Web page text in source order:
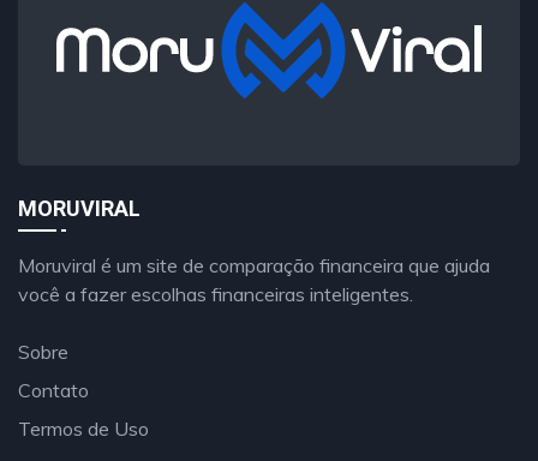
MORUVIRAL
Moruviral é um site de comparação financeira que ajuda
você a fazer escolhas financeiras inteligentes.
Sobre
Contato
Termos de Uso